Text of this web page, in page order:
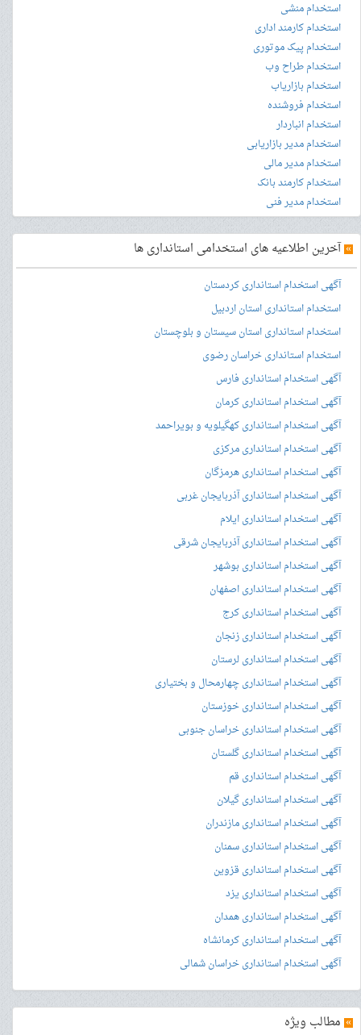
استخدام منشی
استخدام کارمند اداری
استخدام پیک موتوری
استخدام طراح وب
استخدام بازاریاب
استخدام فروشنده
استخدام انباردار
استخدام مدیر بازاریابی
استخدام مدیر مالی
استخدام کارمند بانک
استخدام مدیر فنی
»آخرین اطلاعیه های استخدامی استانداری ها
آگهی استخدام استانداری کردستان
استخدام استانداری استان اردبیل
استخدام استانداری استان سیستان و بلوچستان
استخدام استانداری خراسان رضوی
آگهی استخدام استانداری فارس
آگهی استخدام استانداری کرمان
آگهی استخدام استانداری کهگیلویه و بویراحمد
آگهی استخدام استانداری مرکزی
آگهی استخدام استانداری هرمزگان
آگهی استخدام استانداری آذربایجان غربی
آگهی استخدام استانداری ایلام
آگهی استخدام استانداری آذربایجان شرقی
آگهی استخدام استانداری بوشهر
آگهی استخدام استانداری اصفهان
آگهی استخدام استانداری کرج
آگهی استخدام استانداری زنجان
آگهی استخدام استانداری لرستان
آگهی استخدام استانداری چهارمحال و بختیاری
آگهی استخدام استانداری خوزستان
آگهی استخدام استانداری خراسان جنوبی
آگهی استخدام استانداری گلستان
آگهی استخدام استانداری قم
آگهی استخدام استانداری گیلان
آگهی استخدام استانداری مازندران
آگهی استخدام استانداری سمنان
آگهی استخدام استانداری قزوین
آگهی استخدام استانداری یزد
آگهی استخدام استانداری همدان
آگهی استخدام استانداری کرمانشاه
آگهی استخدام استانداری خراسان شمالی
» مطالب ویژه